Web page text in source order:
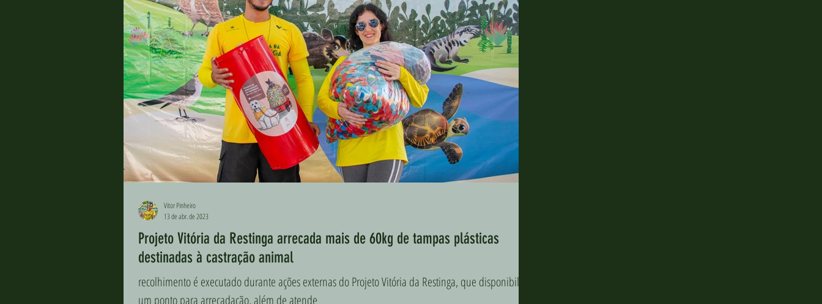
Projeto Vitória da Restinga arrecada mais de 60kg de tampas plásticas
destinadas à castração animal
recolhimento é executado durante ações externas do Projeto Vitória da Restinga, que disponibiliza
um ponto para arrecadação, além de atende
Vitor Pinheiro
13 de abr. de 2023